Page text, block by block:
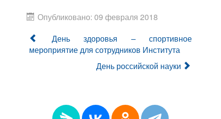
Опубликовано: 09 февраля 2018
День здоровья – спортивное
мероприятие для сотрудников Института
День российской науки